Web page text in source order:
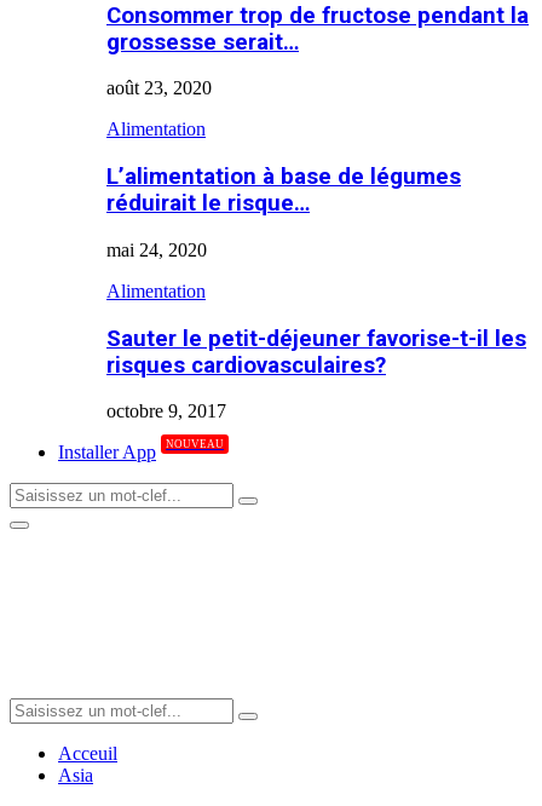
Consommer trop de fructose pendant la
grossesse serait…
août 23, 2020
Alimentation
L’alimentation à base de légumes
réduirait le risque…
mai 24, 2020
Alimentation
Sauter le petit-déjeuner favorise-t-il les
risques cardiovasculaires?
octobre 9, 2017
Installer App
NOUVEAU
Search
for:
Search
Primary
Search
for:
Search
Acceuil
Asia